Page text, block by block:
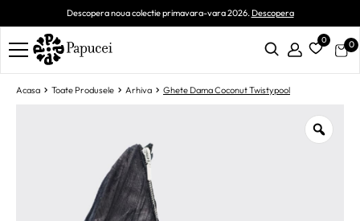
Descopera noua colectie primavara-vara 2026.Descopera
0 0
Acasa Toate Produsele Arhiva Ghete Dama Coconut Twistypool